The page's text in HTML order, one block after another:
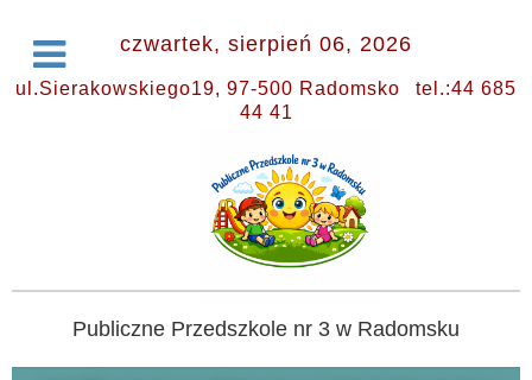
czwartek, sierpień 06, 2026
ul.Sierakowskiego19, 97-500 Radomsko
tel.:44 685
44 41
Publiczne Przedszkole nr 3 w Radomsku